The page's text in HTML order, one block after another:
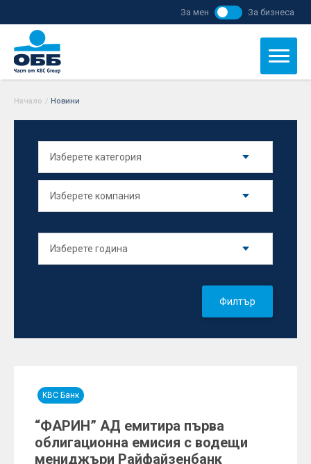
За мен За бизнеса
Начало / Новини
Филтър
KBC Банк
“ФАРИН” АД емитира първа
облигационна емисия с водещи
мениджъри Райфайзенбанк